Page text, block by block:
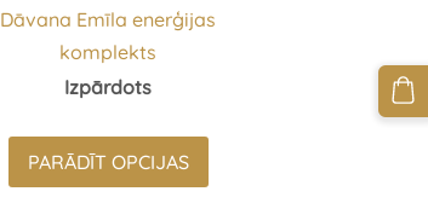
Dāvana Emīla enerģijas
komplekts
Izpārdots
PARĀDĪT OPCIJAS